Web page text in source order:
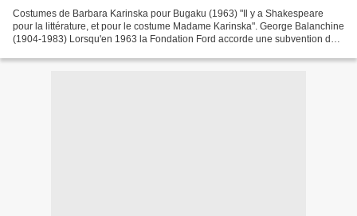
Costumes de Barbara Karinska pour Bugaku (1963) "Il y a Shakespeare
pour la littérature, et pour le costume Madame Karinska". George Balanchine
(1904-1983) Lorsqu'en 1963 la Fondation Ford accorde une subvention de